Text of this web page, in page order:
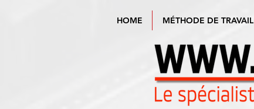
HOME MÉTHODE DE TRAVAIL